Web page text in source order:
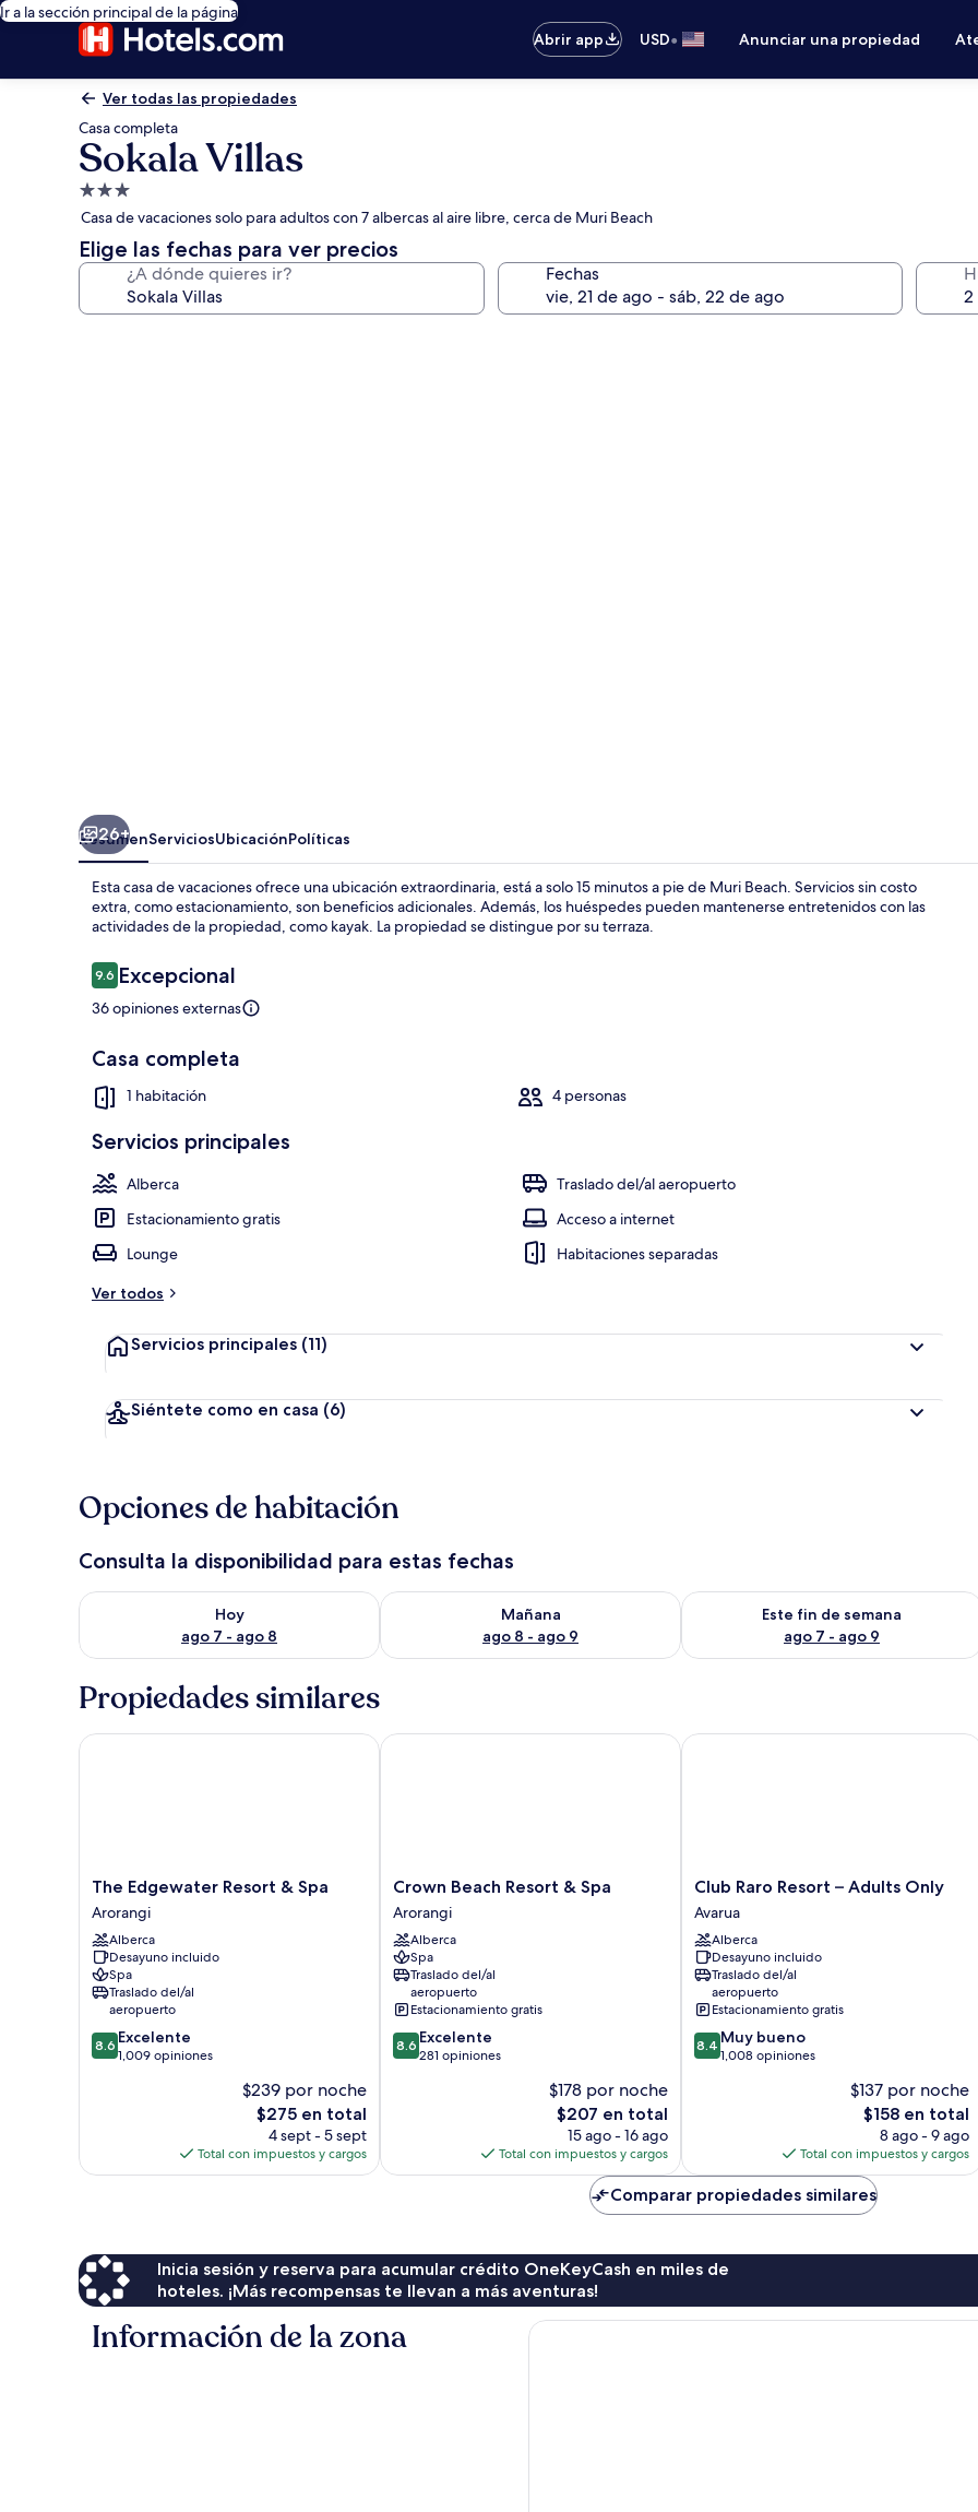
Ir a la sección principal de la página
Abrir app
USD• Anunciar una propiedad
Ver todas las propiedades
Casa completa
Sokala Villas
Propiedad
de
3.0
estrellas
Casa de vacaciones solo para adultos con 7 albercas al aire libre, cerca de Muri Beach
Elige las fechas para ver precios
¿A dónde quieres ir? Fechas
26+
ResumenServiciosUbicaciónPolíticas
Esta casa de vacaciones ofrece una ubicación extraordinaria, está a solo 15 minutos a pie de Muri Beach. Servicios sin costo
extra, como estacionamiento, son beneficios adicionales. Además, los huéspedes pueden mantenerse entretenidos con las
actividades de la propiedad, como kayak. La propiedad se distingue por su terraza.
Opiniones
9.69.6 de 10,
Excepcional
36 opiniones externas
Casa completa
1 habitación 4 personas
Servicios principales
Alberca
Traslado del/al aeropuerto
Estacionamiento gratis
Acceso a internet
Lounge
Habitaciones separadas
Ver todos
Servicios principales (11)
Siéntete como en casa (6)
Opciones de habitación
Consulta la disponibilidad para estas fechas
Hoy
ago 7 - ago 8
Consulta la disponibilidad para hoy ago 7 - ago 8
Mañana
ago 8 - ago 9
Consulta la disponibilidad para mañana ago 8 - ago 9
Este fin de semana
ago 7 - ago 9
Consulta la disponibilidad para este
Propiedades similares
The
Edgewater
Resort
&
Spa
Arorangi
The Edgewater Resort & Spa
Arorangi
Alberca
Desayuno incluido
Spa
Traslado del/al
aeropuerto
8.6
de
8.6 Excelente
1,009 opiniones
$239 por noche
El
precio
actual
es
$275 en total
4 sept - 5 sept
Total con impuestos y cargos
The Edgewater Resort & Spa
Crown
Beach
Resort
&
Spa
Arorangi
Crown Beach Resort & Spa
Arorangi
Alberca
Spa
Traslado del/al
aeropuerto
Estacionamiento gratis
8.6
de
8.6 Excelente
281 opiniones
$178 por noche
El
precio
actual
es
$207 en total
15 ago - 16 ago
Total con impuestos y cargos
Crown Beach Resort & Spa
Club
Raro
Resort
–
Adults
Only
Avarua
Club Raro Resort – Adults Only
Avarua
Alberca
Desayuno incluido
Traslado del/al
aeropuerto
Estacionamiento gratis
8.4
de
8.4 Muy bueno
1,008 opiniones
$137 por noche
El
precio
actual
es
de
$158
$158 en total
8 ago - 9 ago
Total con impuestos y cargos
Club Raro Resort – Adults Only
Comparar propiedades similares
Inicia sesión y reserva para acumular crédito OneKeyCash en miles de
hoteles. ¡Más recompensas te llevan a más aventuras!
Información de la zona